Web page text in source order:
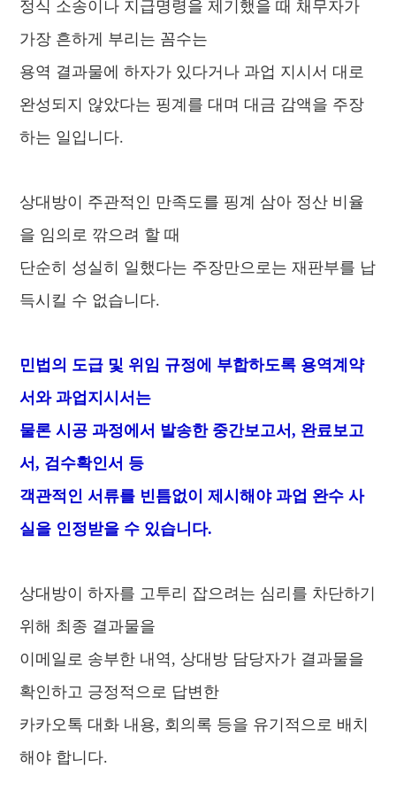
정식 소송이나 지급명령을 제기했을 때 채무자가
가장 흔하게 부리는 꼼수는
용역 결과물에 하자가 있다거나 과업 지시서 대로
완성되지 않았다는 핑계를 대며 대금 감액을 주장
하는 일입니다.
상대방이 주관적인 만족도를 핑계 삼아 정산 비율
을 임의로 깎으려 할 때
단순히 성실히 일했다는 주장만으로는 재판부를 납
득시킬 수 없습니다.
민법의 도급 및 위임 규정에 부합하도록 용역계약
서와 과업지시서는
물론 시공 과정에서 발송한 중간보고서, 완료보고
서, 검수확인서 등
객관적인 서류를 빈틈없이 제시해야 과업 완수 사
실을 인정받을 수 있습니다.
상대방이 하자를 고투리 잡으려는 심리를 차단하기
위해 최종 결과물을
이메일로 송부한 내역, 상대방 담당자가 결과물을
확인하고 긍정적으로 답변한
카카오톡 대화 내용, 회의록 등을 유기적으로 배치
해야 합니다.